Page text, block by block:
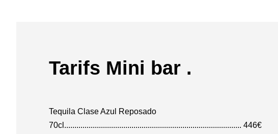
Tarifs Mini bar .
Tequila Clase Azul Reposado
70cl....................................................................................... 446€